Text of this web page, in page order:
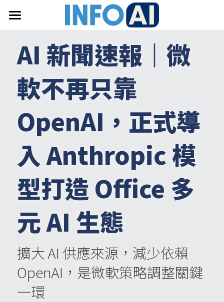
關於InfoAI
訂閱電子報
最新文章
搜索
email聯絡
AI 新聞速報｜ 微
軟不再只靠
OpenAI ，正式導
入 Anthropic 模
型打造 Office 多
元 AI 生態
擴大 AI 供應來源，減少依賴
OpenAI，是微軟策略調整關鍵
一環